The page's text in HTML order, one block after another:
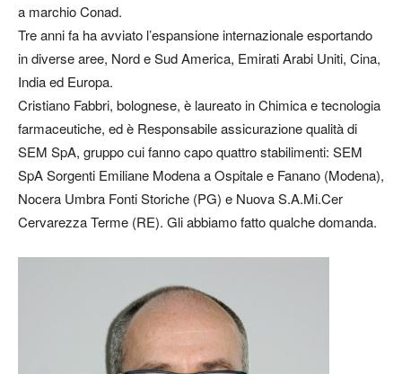
a marchio Conad.
Tre anni fa ha avviato l’espansione internazionale esportando
in diverse aree, Nord e Sud America, Emirati Arabi Uniti, Cina,
India ed Europa.
Cristiano Fabbri, bolognese, è laureato in Chimica e tecnologia
farmaceutiche, ed è Responsabile assicurazione qualità di
SEM SpA, gruppo cui fanno capo quattro stabilimenti: SEM
SpA Sorgenti Emiliane Modena a Ospitale e Fanano (Modena),
Nocera Umbra Fonti Storiche (PG) e Nuova S.A.Mi.Cer
Cervarezza Terme (RE). Gli abbiamo fatto qualche domanda.